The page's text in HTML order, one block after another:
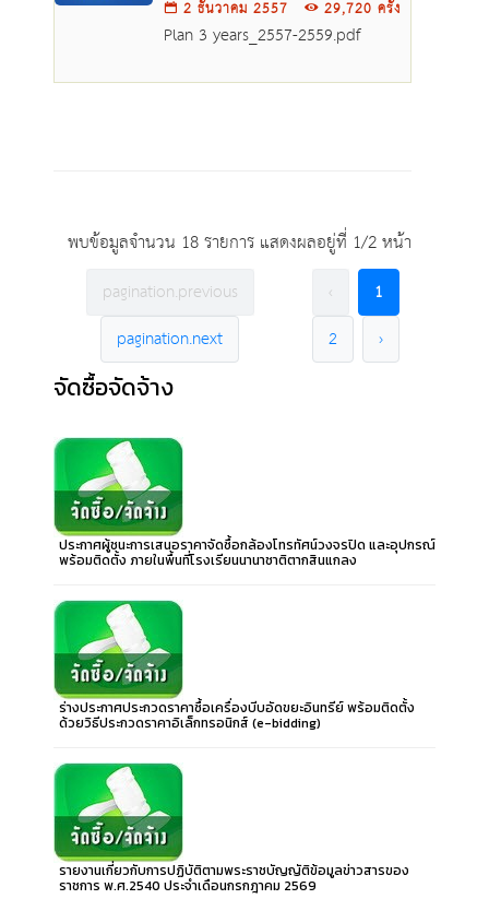
2 ธันวาคม 2557 29,720 ครั้ง
Plan 3 years_2557-2559.pdf
พบข้อมูลจำนวน 18 รายการ แสดงผลอยู่ที่ 1/2 หน้า
pagination.previous
pagination.next
‹
1
2
›
จัดซื้อจัดจ้าง
ประกาศผู้ชนะการเสนอราคาจัดซื้อกล้องโทรทัศน์วงจรปิด และอุปกรณ์
พร้อมติดตั้ง ภายในพื้นที่โรงเรียนนานาชาติตากสินแกลง
ร่างประกาศประกวดราคาซื้อเครื่องบีบอัดขยะอินทรีย์ พร้อมติดตั้ง
ด้วยวิธีประกวดราคาอิเล็กทรอนิกส์ (e-bidding)
รายงานเกี่ยวกับการปฏิบัติตามพระราชบัญญัติข้อมูลข่าวสารของ
ราชการ พ.ศ.2540 ประจำเดือนกรกฎาคม 2569